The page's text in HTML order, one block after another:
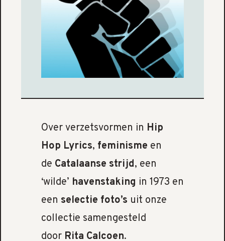
Over verzetsvormen in Hip
Hop Lyrics, feminisme en
de Catalaanse strijd, een
‘wilde’ havenstaking in 1973 en
een selectie foto’s uit onze
collectie samengesteld
door Rita Calcoen.